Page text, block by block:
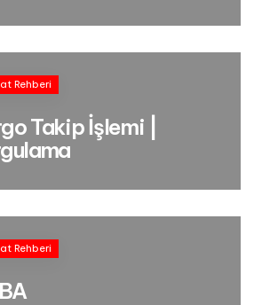
Rehberi
Takip İşlemi |
Rehberi